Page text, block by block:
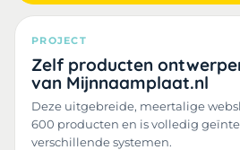
PROJECT
Zelf producten
van Mijnnaamplaat.nl
Deze uitgebreide, meertalige
600 producten en is volledig
verschillende systemen.